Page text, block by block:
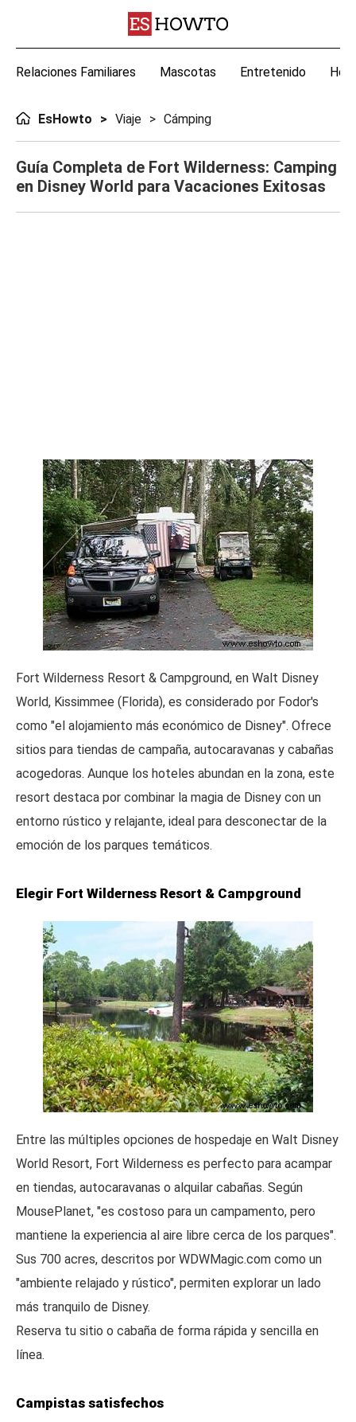
Relaciones Familiares Mascotas Entretenido
EsHowto Viaje Cámping
Guía Completa de Fort Wilderness: Camping
en Disney World para Vacaciones Exitosas
Fort Wilderness Resort & Campground, en Walt Disney
World, Kissimmee (Florida), es considerado por Fodor's
como "el alojamiento más económico de Disney". Ofrece
sitios para tiendas de campaña, autocaravanas y cabañas
acogedoras. Aunque los hoteles abundan en la zona, este
resort destaca por combinar la magia de Disney con un
entorno rústico y relajante, ideal para desconectar de la
emoción de los parques temáticos.
Elegir Fort Wilderness Resort & Campground
Entre las múltiples opciones de hospedaje en Walt Disney
World Resort, Fort Wilderness es perfecto para acampar
en tiendas, autocaravanas o alquilar cabañas. Según
MousePlanet, "es costoso para un campamento, pero
mantiene la experiencia al aire libre cerca de los parques".
Sus 700 acres, descritos por WDWMagic.com como un
"ambiente relajado y rústico", permiten explorar un lado
más tranquilo de Disney.
Reserva tu sitio o cabaña de forma rápida y sencilla en
línea.
Campistas satisfechos